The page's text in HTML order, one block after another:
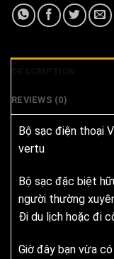
REVIEWS (0)
Bộ sạc điện thoại
vertu
Bộ sạc đặc biệt
người thường
Đi du lịch hoặc đi
Giờ đây bạn vừa